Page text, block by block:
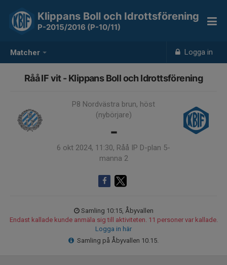
Matcher Logga in
Klippans Boll och Idrottsförening
P-2015/2016 (P-10/11)
Råå IF vit - Klippans Boll och Idrottsförening
P8 Nordvästra brun, höst
(nybörjare)
-
6 okt 2024, 11:30, Råå IP D-plan 5-
manna 2
Samling 10:15, Åbyvallen
Endast kallade kunde anmäla sig till aktiviteten. 11 personer var kallade.
Logga in här
Samling på Åbyvallen 10.15.